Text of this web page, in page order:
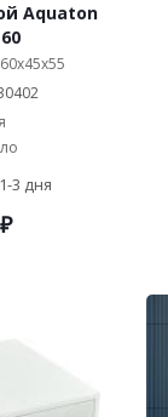
Aquaton
3 дня